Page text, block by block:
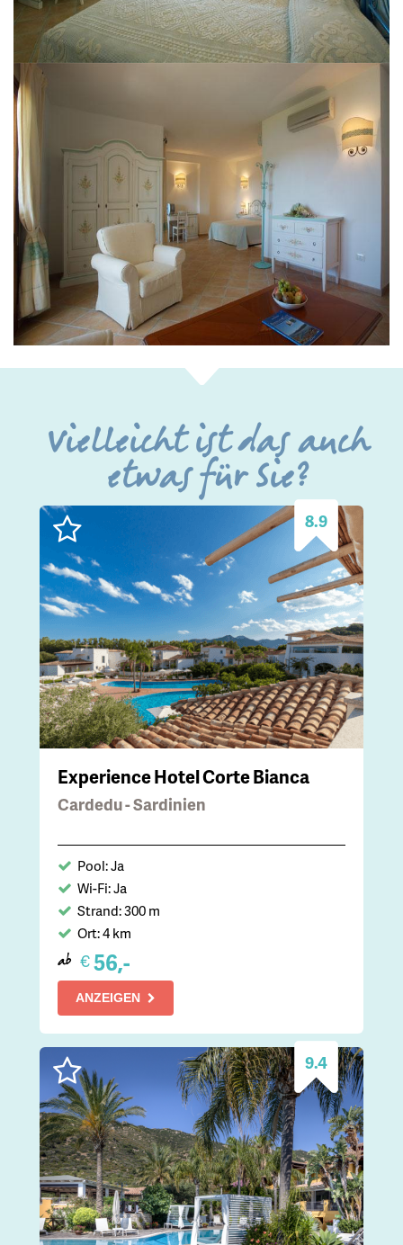
Vielleicht ist das auch
etwas für Sie?
8.9
Experience Hotel Corte Bianca
Cardedu - Sardinien
Pool: Ja
Wi-Fi: Ja
Strand: 300 m
Ort: 4 km
ab €56,-
ANZEIGEN
9.4